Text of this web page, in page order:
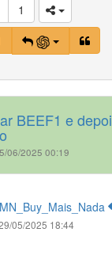
1
BEEF1 e
06/2025 00:19
05/2025 18:44